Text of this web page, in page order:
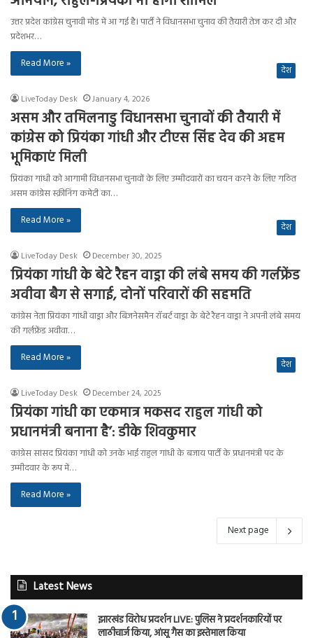
उत्तर प्रदेश कांग्रेस चुनावी मोड में आ गई है। पार्टी ने विधानसभा चुनाव की तैयारी तेज कर दी और
प्रदेशभर…
Read More »
देश
LiveToday Desk January 4, 2026
असम और तमिलनाडु विधानसभा चुनावों की तैयारी में
कांग्रेस को प्रियंका गांधी और टीएस सिंह देव की अहम
भूमिकाएं मिली
प्रियंका गांधी को आगामी विधानसभा चुनावों के लिए उम्मीदवारों का चयन करने के लिए गठित
असम कांग्रेस स्क्रीनिंग कमेटी का…
Read More »
देश
LiveToday Desk December 30, 2025
प्रियंका गांधी के बेटे रैहन वाड्रा की लंबे समय की गर्लफ्रेंड
अवीवा बैग से सगाई, दोनों परिवारों की सहमति
कांग्रेस नेता प्रियंका गांधी वाड्रा और बिजनेसमैन रॉबर्ट वाड्रा के बेटे रैहन वाड्रा ने अपनी लंबे समय
की गर्लफ्रेंड अवीवा…
Read More »
देश
LiveToday Desk December 24, 2025
प्रियंका गांधी का एकमात्र मकसद राहुल गांधी को
प्रधानमंत्री बनाना है’: डीके शिवकुमार
कांग्रेस सांसद प्रियंका गांधी को उनके भाई राहुल गांधी के बजाय पार्टी के प्रधानमंत्री पद के
उम्मीदवार के रूप में…
Read More »
Next page
Latest News
झारखंड विरोध प्रदर्शन LIVE: पुलिस ने प्रदर्शनकारियों पर
लाठीचार्ज किया, आंसू गैस का इस्तेमाल किया